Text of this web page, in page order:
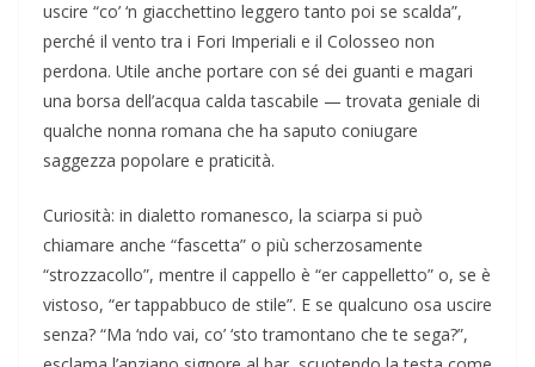
uscire “co’ ‘n giacchettino leggero tanto poi se scalda”,
perché il vento tra i Fori Imperiali e il Colosseo non
perdona. Utile anche portare con sé dei guanti e magari
una borsa dell’acqua calda tascabile — trovata geniale di
qualche nonna romana che ha saputo coniugare
saggezza popolare e praticità.
Curiosità: in dialetto romanesco, la sciarpa si può
chiamare anche “fascetta” o più scherzosamente
“strozzacollo”, mentre il cappello è “er cappelletto” o, se è
vistoso, “er tappabbuco de stile”. E se qualcuno osa uscire
senza? “Ma ‘ndo vai, co’ ‘sto tramontano che te sega?”,